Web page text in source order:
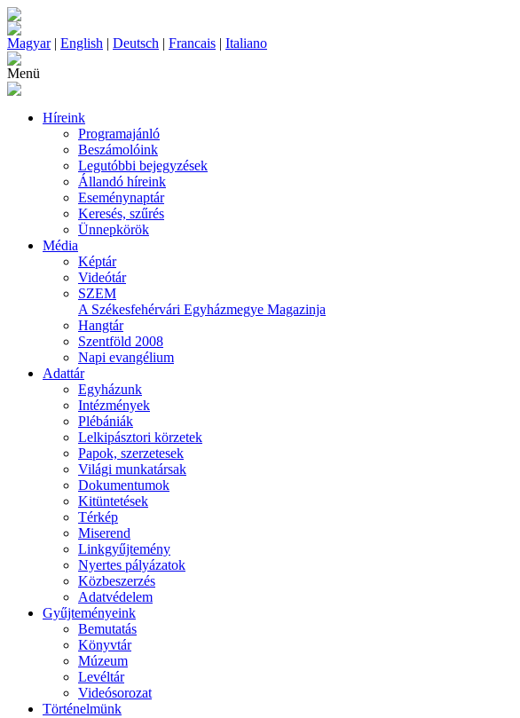
Magyar| English | Deutsch | Francais | Italiano
Menü
Híreink
Programajánló
Beszámolóink
Legutóbbi bejegyzések
Állandó híreink
Eseménynaptár
Keresés, szűrés
Ünnepkörök
Média
Képtár
Videótár
SZEM
A Székesfehérvári Egyházmegye Magazinja
Hangtár
Szentföld 2008
Napi evangélium
Adattár
Egyházunk
Intézmények
Plébániák
Lelkipásztori körzetek
Papok, szerzetesek
Világi munkatársak
Dokumentumok
Kitüntetések
Térkép
Miserend
Linkgyűjtemény
Nyertes pályázatok
Közbeszerzés
Adatvédelem
Gyűjteményeink
Bemutatás
Könyvtár
Múzeum
Levéltár
Videósorozat
Történelmünk